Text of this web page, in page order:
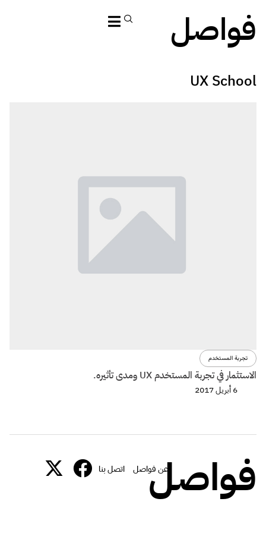
فواصل
UX School
تجربة المستخدم
الاستثمار في تجربة المستخدم UX ومدى تأثيره.
6 أبريل 2017
فواصل
عن فواصل اتصل بنا